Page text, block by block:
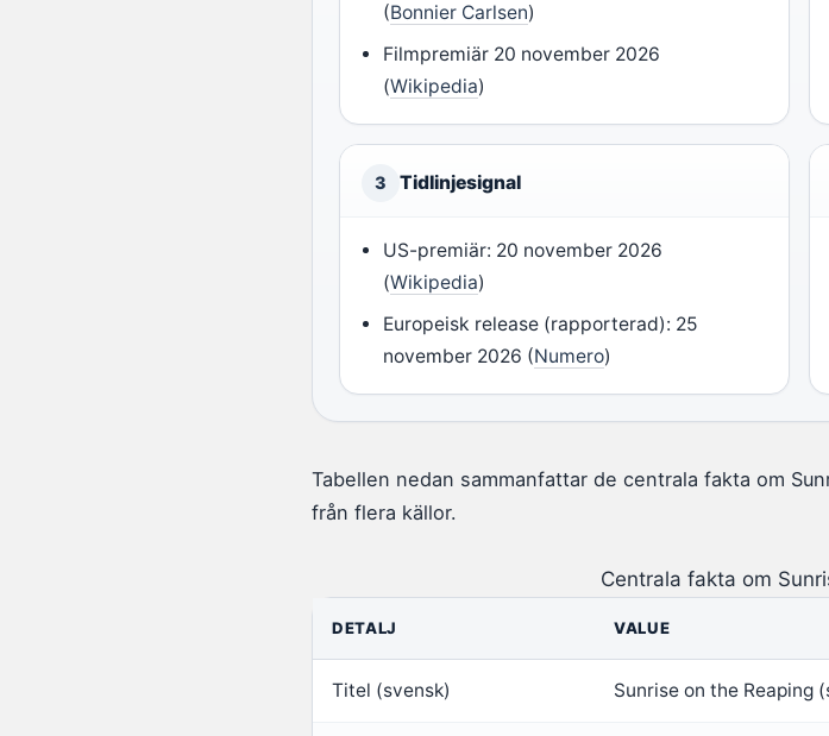
(Bonnier Carlsen)
Filmpremiär 20 november 2026
(Wikipedia)
3 Tidlinjesignal
US-premiär: 20 november 2026
(Wikipedia)
Europeisk release (rapporterad): 25
november 2026 (Numero)
Tabellen nedan sammanfattar de centrala fakta om
från flera källor.
Centrala fakta om
DETALJ VALUE
Titel (svensk) Sunrise on the Reaping